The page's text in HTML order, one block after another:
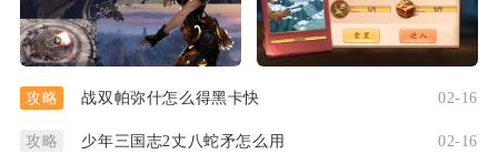
攻略 战双帕弥什怎么得黑卡快 02-16
攻略 少年三国志2丈八蛇矛怎么用 02-16